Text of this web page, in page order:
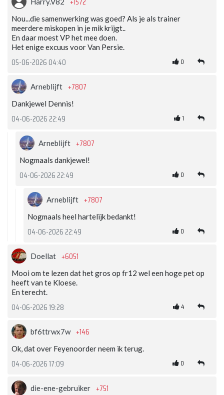
Nou...die samenwerking was goed? Als je als trainer
meerdere miskopen in je mik krijgt..
En daar moest VP het mee doen.
Het enige excuus voor Van Persie.
05-06-2026 04:40 0
Arneblijft +7807
Dankjewel Dennis!
04-06-2026 22:49 1
Arneblijft +7807
Nogmaals dankjewel!
04-06-2026 22:49 0
Arneblijft +7807
Nogmaals heel hartelijk bedankt!
04-06-2026 22:49 0
Doellat +6051
Mooi om te lezen dat het gros op fr12 wel een hoge pet op
heeft van te Kloese.
En terecht.
04-06-2026 19:28 4
bf6ttrwx7w +146
Ok, dat over Feyenoorder neem ik terug.
04-06-2026 17:09 0
die-ene-gebruiker +751